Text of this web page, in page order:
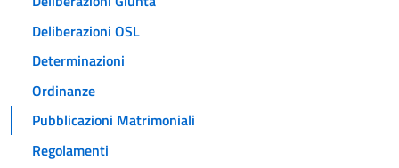
Deliberazioni OSL
Determinazioni
Ordinanze
Pubblicazioni Matrimoniali
Regolamenti